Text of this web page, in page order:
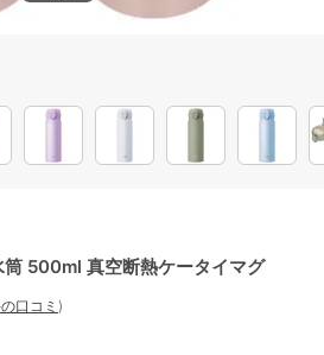
500ml 真空断熱ケータイマグ
口コミ )